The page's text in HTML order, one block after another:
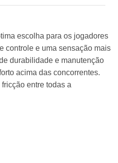
escolha para os jogadores
controle e uma sensação mais
durabilidade e manutenção
acima das concorrentes.
entre todas a